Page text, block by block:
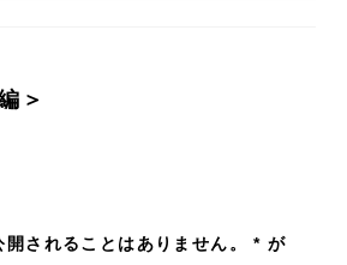
＞
されることはありません。 * が